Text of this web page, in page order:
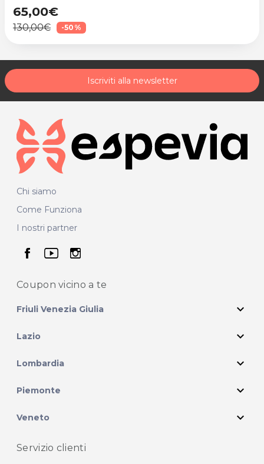
65,00€
130,00€ -50%
Iscriviti alla newsletter
Chi siamo
Come Funziona
I nostri partner
seguici su facebook
seguici su youtube
seguici su instagram
Coupon vicino a te
Friuli Venezia Giulia expand_more
Lazio expand_more
Lombardia expand_more
Piemonte expand_more
Veneto expand_more
Servizio clienti